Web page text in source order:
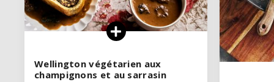
Wellington végétarien aux
champignons et au sarrasin
Wellington végétarien aux
champignons et au sarrasin